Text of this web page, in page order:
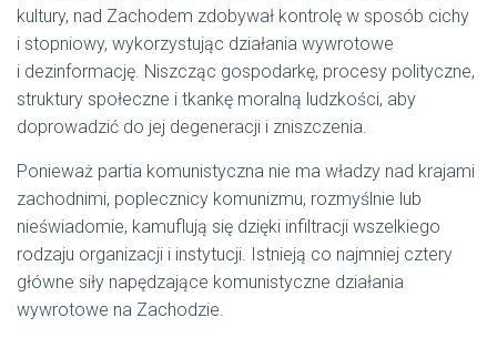
kultury, nad Zachodem zdobywał kontrolę w sposób cichy
i stopniowy, wykorzystując działania wywrotowe
i dezinformację. Niszcząc gospodarkę, procesy polityczne,
struktury społeczne i tkankę moralną ludzkości, aby
doprowadzić do jej degeneracji i zniszczenia.
Ponieważ partia komunistyczna nie ma władzy nad krajami
zachodnimi, poplecznicy komunizmu, rozmyślnie lub
nieświadomie, kamuflują się dzięki infiltracji wszelkiego
rodzaju organizacji i instytucji. Istnieją co najmniej cztery
główne siły napędzające komunistyczne działania
wywrotowe na Zachodzie.